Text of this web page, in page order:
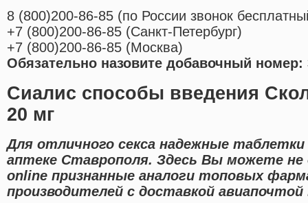
8 (800)200-86-85 (по России звонок
+7 (800)200-86-85 (Санкт-Петербург)
+7 (800)200-86-85 (Москва)
Обязательно назовите добавочный номер:
Сиалис способы введения
20 мг
Для отличного секса надежные
аптеке Ставрополя. Здесь Вы можете не
online признанные аналоги топовых
производителей с доставкой